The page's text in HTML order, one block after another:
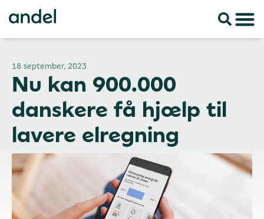
18 september, 2023
Nu kan 900.000
danskere få hjælp til
lavere elregning